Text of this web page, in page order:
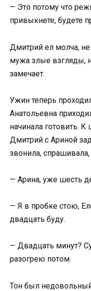
— Это потому что
привыкнете, будете
Дмитрий ел молча, не
мужа злые взгляды,
замечает.
Ужин теперь
Анатольевна
начинала готовить.
Дмитрий с Ариной
звонила,
— Арина, уже шесть
— Я в пробке стою,
двадцать буду.
— Двадцать минут?
разогрею потом.
Тон был